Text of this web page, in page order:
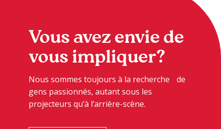
Vous avez envie de
vous impliquer?
Nous sommes toujours à la recherche de
gens passionnés, autant sous les
projecteurs qu’à l’arrière-scène.